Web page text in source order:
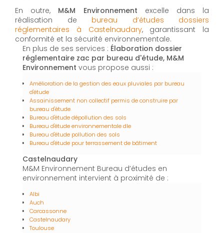
En outre, M&M Environnement excelle dans la
réalisation de bureau d’études dossiers
réglementaires à Castelnaudary, garantissant la
conformité et la sécurité environnementale.
En plus de ses services : Élaboration dossier
réglementaire zac par bureau d'étude, M&M
Environnement vous propose aussi :
Amélioration de la gestion des eaux pluviales par bureau
d'étude
Assainissement non collectif permis de construire par
bureau d'étude
Bureau d'étude dépollution des sols
Bureau d'étude environnementale dle
Bureau d'étude pollution des sols
Bureau d'étude pour terrassement de bâtiment
Castelnaudary
M&M Environnement Bureau d’études en
environnement intervient à proximité de :
Albi
Auch
Carcassonne
Castelnaudary
Toulouse